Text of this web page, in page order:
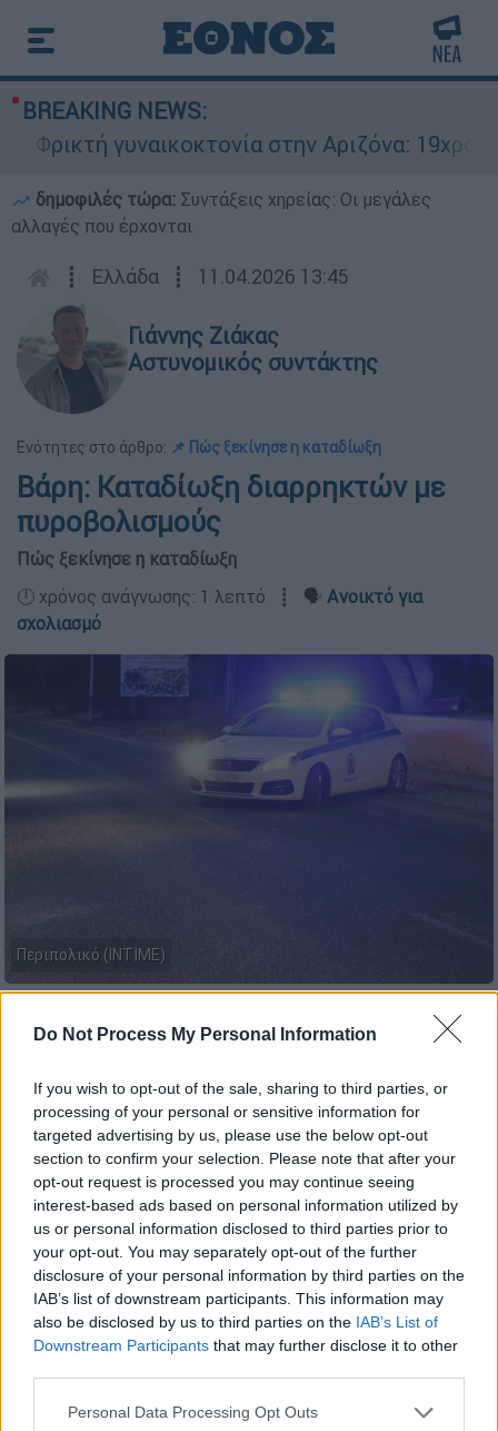
Do Not Process My Personal Information
If you wish to opt-out of the sale, sharing to third parties, or
processing of your personal or sensitive information for
targeted advertising by us, please use the below opt-out
section to confirm your selection. Please note that after your
opt-out request is processed you may continue seeing
interest-based ads based on personal information utilized by
us or personal information disclosed to third parties prior to
your opt-out. You may separately opt-out of the further
disclosure of your personal information by third parties on the
IAB’s list of downstream participants. This information may
also be disclosed by us to third parties on the IAB’s List of
Downstream Participants that may further disclose it to other
Please note that this website/app uses one or more Google
Personal Data Processing Opt Outs
BREAKING NEWS:
γυναικοκτονία στην Αριζόνα: 19χρονη
δημοφιλές τώρα: Συντάξεις χηρείας: Οι μεγάλες
αλλαγές που έρχονται
┋ Ελλάδα ┋ 11.04.2026 13:45
Γιάννης Ζιάκας
Αστυνομικός συντάκτης
Ενότητες στο άρθρο: 📌 Πώς ξεκίνησε η καταδίωξη
Βάρη: Καταδίωξη διαρρηκτών με
πυροβολισμούς
Πώς ξεκίνησε η καταδίωξη
🕛 χρόνος ανάγνωσης: 1 λεπτό ┋ 🗣️ Ανοικτό για
σχολιασμό
Περιπολικό (INTIME)
Προσθέστε το ΕΘΝΟΣ στη Google
Επεισοδιακή καταδίωξη διαρρηκτών από την
αστυνομία σημειώθηκε χθες (10/4) το βράδυ
στηΒάρη.
Πώς ξεκίνησε η καταδίωξη
Όλα ξεκίνησαν όταντρεις διαρρήκτες
μπήκαν σε σπίτι, παραβιάζοντας το
παράθυρο, και πήραν 5.000 ευρώ σε μετρητά.
Στη συνέχεια διέφυγαν με ένα λευκό SUV.